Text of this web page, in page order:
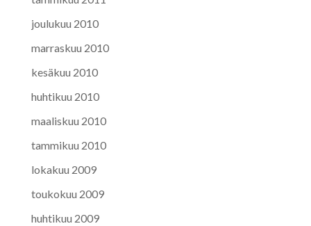
joulukuu 2010
marraskuu 2010
kesäkuu 2010
huhtikuu 2010
maaliskuu 2010
tammikuu 2010
lokakuu 2009
toukokuu 2009
huhtikuu 2009